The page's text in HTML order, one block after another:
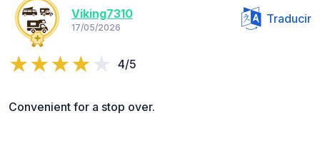
Viking7310
17/05/2026
Traducir
4/5
Convenient for a stop over.